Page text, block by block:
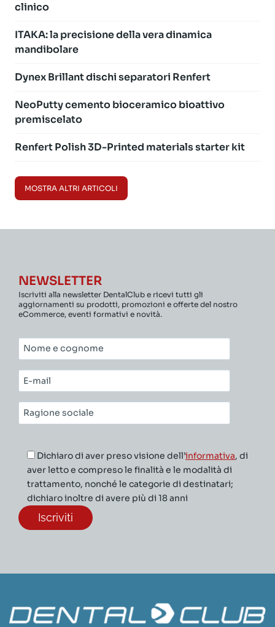
clinico
ITAKA: la precisione della vera dinamica
mandibolare
Dynex Brillant dischi separatori Renfert
NeoPutty cemento bioceramico bioattivo
premiscelato
Renfert Polish 3D-Printed materials starter kit
MOSTRA ALTRI ARTICOLI
NEWSLETTER
Iscriviti alla newsletter DentalClub e ricevi tutti gli
aggiornamenti su prodotti, promozioni e offerte del nostro
eCommerce, eventi formativi e novità.
Nome
e
cognome*
E-
mail*
Ragione
sociale*
Dichiaro di aver preso visione dell’informativa, di
aver letto e compreso le finalità e le modalità di
trattamento, nonché le categorie di destinatari;
dichiaro inoltre di avere più di 18 anni